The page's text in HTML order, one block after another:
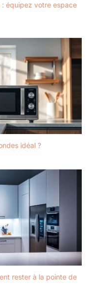
: équipez votre espace
idéal ?
rester à la pointe de